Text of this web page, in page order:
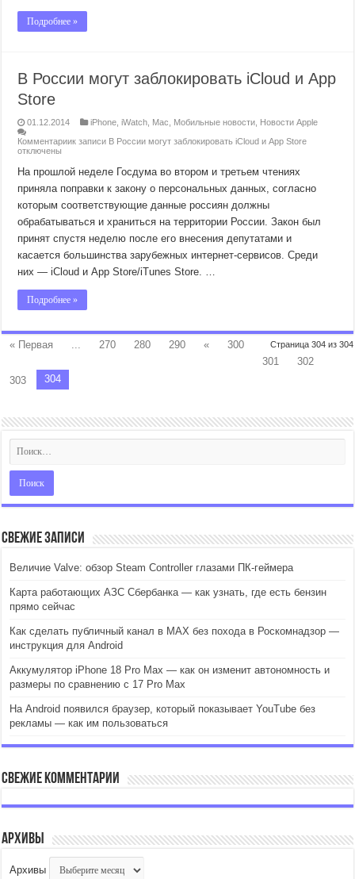
Подробнее »
В России могут заблокировать iCloud и App
Store
01.12.2014 iPhone ,iWatch Mac Мобильные новости Новости Apple
Комментариик записи В России могут заблокировать iCloud и App Store
отключены
На прошлой неделе Госдума во втором и третьем чтениях
приняла поправки к закону о персональных данных, согласно
которым соответствующие данные россиян должны
обрабатываться и храниться на территории России. Закон был
принят спустя неделю после его внесения депутатами и
касается большинства зарубежных интернет-сервисов. Среди
них — iCloud и App Store/iTunes Store. …
Подробнее »
Страница 304 из 304
« Первая ... 270 280 290 «
300
301
302
303
304
Свежие записи
Величие Valve: обзор Steam Controller глазами ПК-геймера
Карта работающих АЗС Сбербанка — как узнать, где есть бензин
прямо сейчас
Как сделать публичный канал в MAX без похода в Роскомнадзор —
инструкция для Android
Аккумулятор iPhone 18 Pro Max — как он изменит автономность и
размеры по сравнению с 17 Pro Max
На Android появился браузер, который показывает YouTube без
рекламы — как им пользоваться
Свежие комментарии
Архивы
Архивы